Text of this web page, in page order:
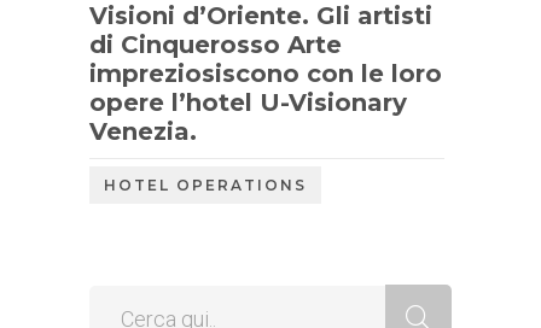
Visioni d’Oriente. Gli artisti
di Cinquerosso Arte
impreziosiscono con le loro
opere l’hotel U-Visionary
Venezia.
HOTEL OPERATIONS